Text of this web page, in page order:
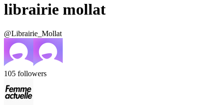
librairie mollat
@Librairie_Mollat
105 followers